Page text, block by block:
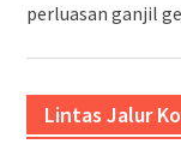
perluasan ganjil
Lintas Jalur